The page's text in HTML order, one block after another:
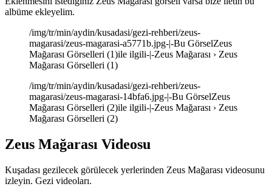
albüme ekleyelim.
/img/tr/min/aydin/kusadasi/gezi-rehberi/zeus-
magarasi/zeus-magarasi-a5771b.jpg-|-Bu GörselZeus
Mağarası Görselleri (1)ile ilgili-|-Zeus Mağarası › Zeus
Mağarası Görselleri (1)
/img/tr/min/aydin/kusadasi/gezi-rehberi/zeus-
magarasi/zeus-magarasi-14bfa6.jpg-|-Bu GörselZeus
Mağarası Görselleri (2)ile ilgili-|-Zeus Mağarası › Zeus
Mağarası Görselleri (2)
Zeus Mağarası Videosu
Kuşadası gezilecek görülecek yerlerinden Zeus Mağarası videosunu
izleyin. Gezi videoları.